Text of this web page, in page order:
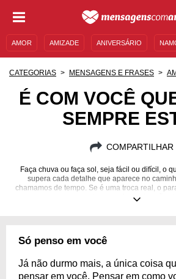
AMOR AMIZADE ANIVERSÁRIO
UNIVERSO FEMININO AUTOAJUDA
MENSAGENS E FRASES MENSAGENS DE
CATEGORIAS MENSAGENS E FRASES
É COM VOCÊ
SEMPRE
COMPARTILHAR
Faça chuva ou faça sol, seja fácil ou difícil, o
supera cada detalhe que aparece no
chamamos de tempo. Se é uma troca real, o
almas apaixonadas vão
Só penso em você
Já não durmo mais, a única coisa
pensar em você. Pensar em como